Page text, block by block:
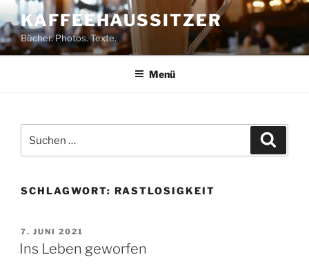
Zum
Inhalt
springen
KAFFEEHAUSSITZER
Bücher. Photos. Texte.
Menü
nach:
SCHLAGWORT: RASTLOSIGKEIT
VERÖFFENTLICHT
AM
7. JUNI 2021
Ins Leben geworfen